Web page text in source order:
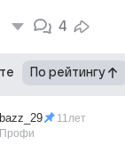
4
По рейтингу
bazz_29
Профи
11лет